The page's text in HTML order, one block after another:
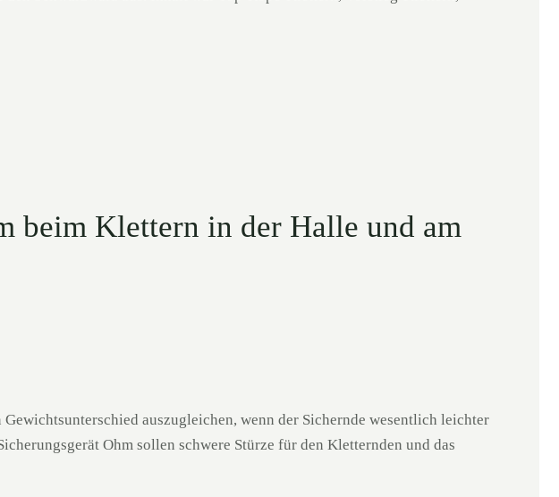
beim Klettern in der Halle und am
auszugleichen, wenn der Sichernde wesentlich leichter
Ohm sollen schwere Stürze für den Kletternden und das